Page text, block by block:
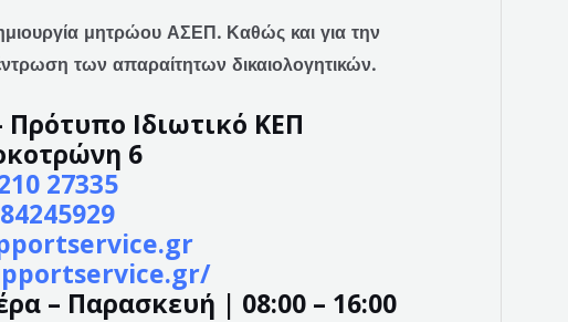
μητρώου ΑΣΕΠ. Καθώς και για την
των απαραίτητων δικαιολογητικών.
Ιδιωτικό ΚΕΠ
6
27335
– Παρασκευή | 08:00 – 16:00